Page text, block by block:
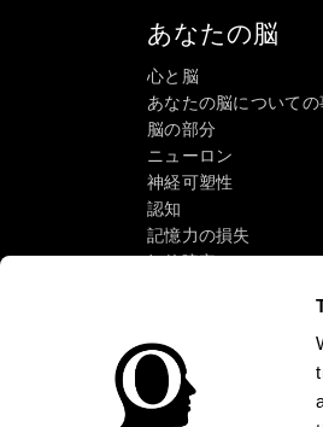
あなたの脳
心と脳
あなたの脳についての
脳の部分
ニューロン
神経可塑性
認知
記憶力の損失
知的障害
認識
注意